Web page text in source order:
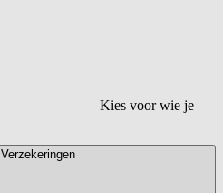
Kies voor wie je
Verzekeringen